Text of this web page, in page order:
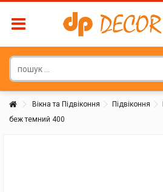
Вікна та Підвіконня Підвіконня
беж темний 400